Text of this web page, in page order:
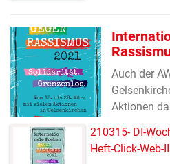
Auch der
Aktionen
210315- DI-
Heft-Click-Web-